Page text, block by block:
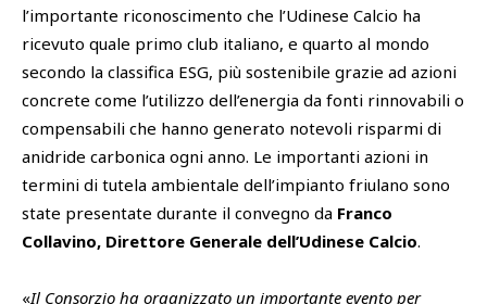
l’importante riconoscimento che l’Udinese Calcio ha
ricevuto quale primo club italiano, e quarto al mondo
secondo la classifica ESG, più sostenibile grazie ad azioni
concrete come l’utilizzo dell’energia da fonti rinnovabili o
compensabili che hanno generato notevoli risparmi di
anidride carbonica ogni anno. Le importanti azioni in
termini di tutela ambientale dell’impianto friulano sono
state presentate durante il convegno da Franco
Collavino, Direttore Generale dell’Udinese Calcio.
«Il Consorzio ha organizzato un importante evento per